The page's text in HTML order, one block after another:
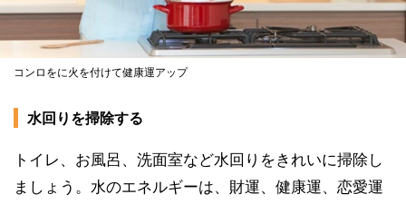
コンロをに火を付けて健康運アップ
水回りを掃除する
トイレ、お風呂、洗面室など水回りをきれいに掃除し
ましょう。水のエネルギーは、財運、健康運、恋愛運